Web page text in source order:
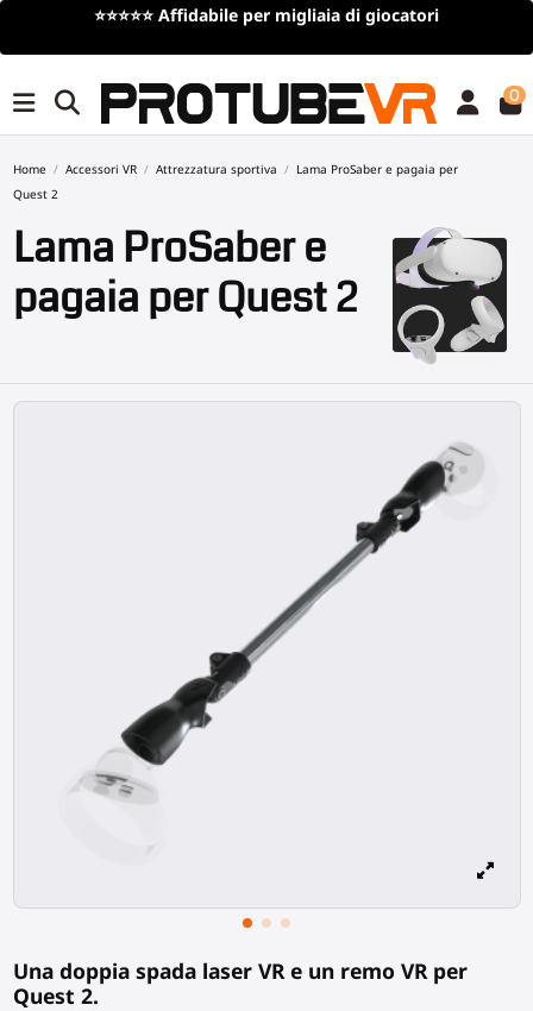
Spedizione gratuitaper ordini superiori a 100€/115$ (offerta a
0
Home Accessori VR Attrezzatura sportiva
Lama ProSaber e pagaia per
Quest 2
Lama ProSaber e
pagaia per Quest 2
Una doppia spada laser VR e un remo VR per
Quest 2.